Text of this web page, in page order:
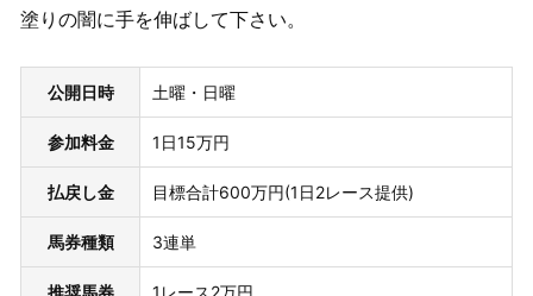
塗りの闇に手を伸ばして下さい。
公開日時 土曜・日曜
参加料金 1日15万円
払戻し金 目標合計600万円(1日2レース提供)
馬券種類 3連単
推奨馬券 1レース2万円